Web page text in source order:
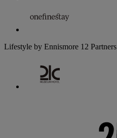
Lifestyle by Ennismore 12 Partners